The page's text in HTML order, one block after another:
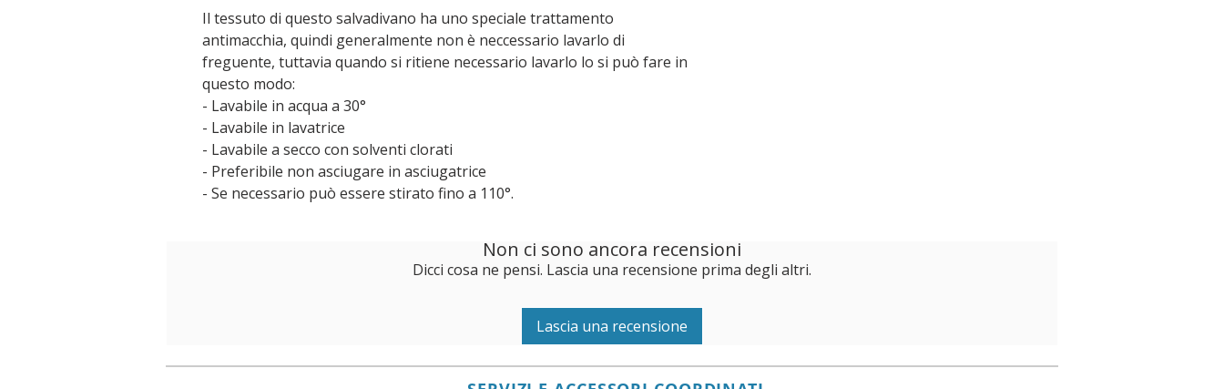
Il tessuto di questo salvadivano ha uno speciale trattamento
antimacchia, quindi generalmente non è neccessario lavarlo di
freguente, tuttavia quando si ritiene necessario lavarlo lo si può fare in
questo modo:
- Lavabile in acqua a 30°
- Lavabile in lavatrice
- Lavabile a secco con solventi clorati
- Preferibile non asciugare in asciugatrice
- Se necessario può essere stirato fino a 110°.
Non ci sono ancora recensioni
Dicci cosa ne pensi. Lascia una recensione prima degli altri.
Lascia una recensione